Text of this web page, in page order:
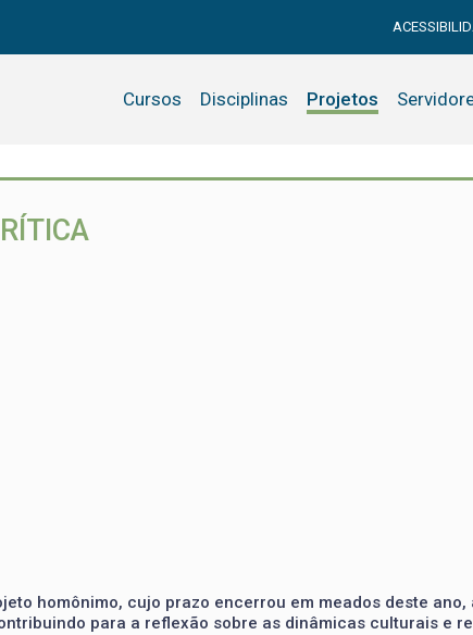
Cursos Disciplinas Projetos
homônimo, cujo prazo encerrou em meados deste
para a reflexão sobre as dinâmicas culturais e